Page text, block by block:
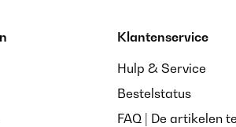
Klantenservice
Hulp & Service
Bestelstatus
FAQ | De artikelen